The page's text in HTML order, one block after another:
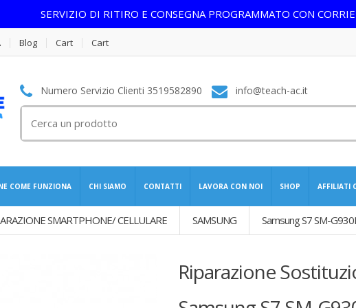
SERVIZIO DI RITIRO E CONSEGNA PROGRAMMATO CON
Blog Cart Cart
Numero Servizio Clienti 3519582890 info@teach-ac.it
per:
COME FUNZIONA CHI SIAMO CONTATTI LAVORA CON NOI SHOP AFFILIATI
SMARTPHONE/ CELLULARE SAMSUNG Samsung S7 SM-
Riparazione